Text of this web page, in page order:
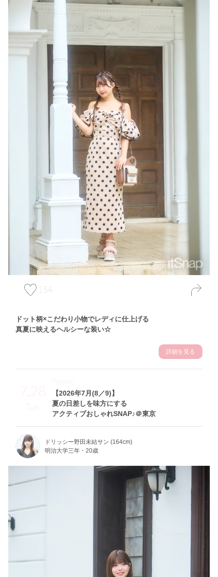
154
ドット柄×こだわり小物でレディに仕上げる
真夏に映えるヘルシーな装い☆
詳細を見る
7.28
Tue
【2026年7月(8／9)】
夏の日差しを味方にする
アクティブおしゃれSNAP♪＠東京
Theme
ドリッシー野田未結サン (164cm)
明治大学三年・20歳